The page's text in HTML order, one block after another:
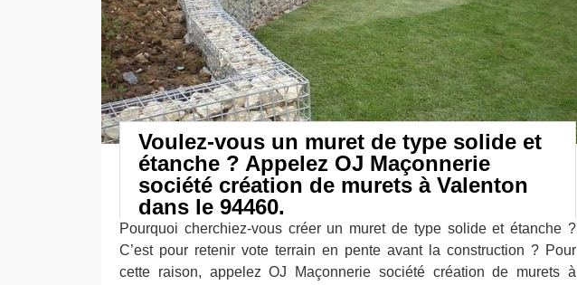
Voulez-vous un muret de type solide et
étanche ? Appelez OJ Maçonnerie
société création de murets à Valenton
dans le 94460.
Pourquoi cherchiez-vous créer un muret de type solide et étanche ?
C’est pour retenir vote terrain en pente avant la construction ? Pour
cette raison, appelez OJ Maçonnerie société création de murets à